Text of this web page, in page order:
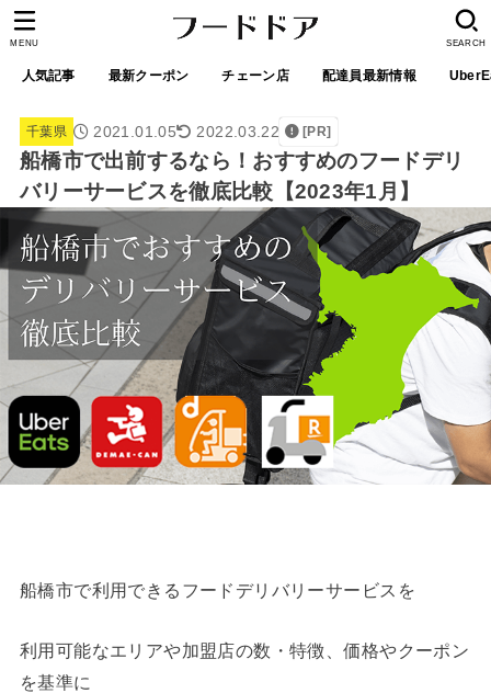
人気記事 最新クーポン チェーン店 配達員最新情報
SEARCH
MENU
千葉県 2021.01.05 2022.03.22 [PR]
船橋市で出前するなら！おすすめのフードデリ
バリーサービスを徹底比較【2023年1月】
船橋市で利用できるフードデリバリーサービスを
利用可能なエリアや加盟店の数・特徴、価格やクーポン
を基準に